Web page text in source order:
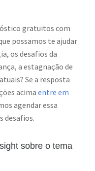
gratuitos com
possamos te ajudar
os desafios da
a estagnação de
Se a resposta
acima entre em
agendar essa
desafios.
sobre o tema